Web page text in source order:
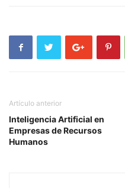
Artículo anterior
Inteligencia Artificial en
Empresas de Recursos
Humanos